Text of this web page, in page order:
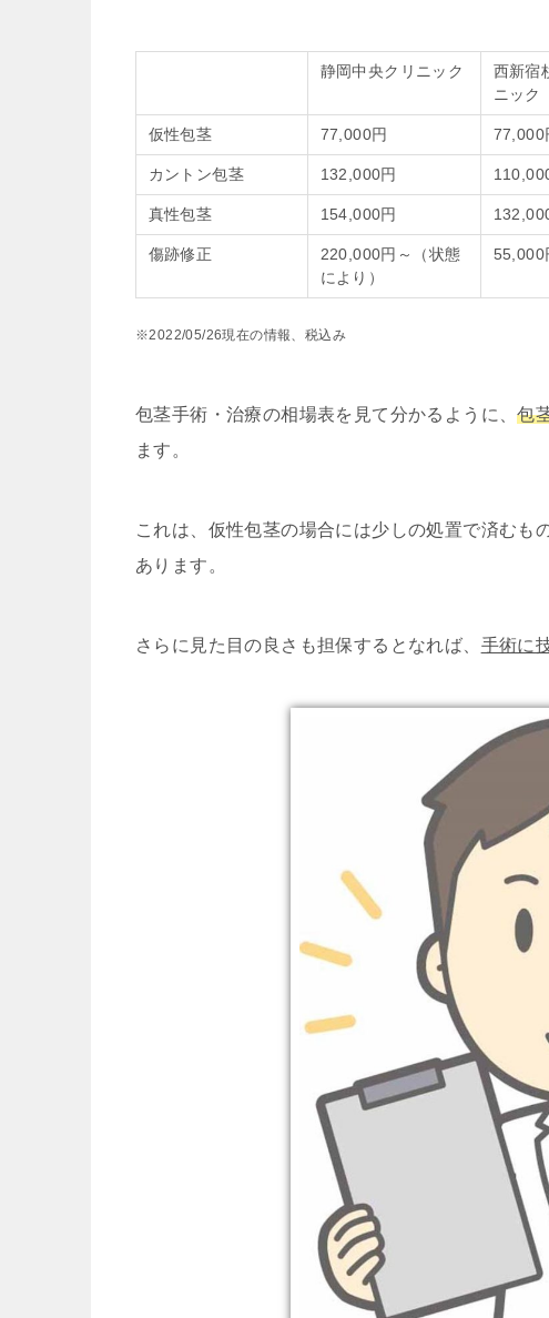
静岡中央クリニック
西新宿
ニック
仮性包茎 77,000円 77,000
カントン包茎 132,000円
真性包茎 154,000円
傷跡修正
220,000円～（状態
により）
55,000
※2022/05/26現在の情報、税込み
包茎手術・治療の相場表を見て分かるように、包
ます。
これは、仮性包茎の場合には少しの処置で済むも
あります。
さらに見た目の良さも担保するとなれば、 手術に